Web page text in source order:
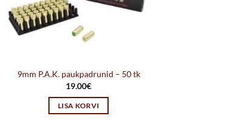
9mm P.A.K. paukpadrunid – 50 tk
19.00€
LISA KORVI